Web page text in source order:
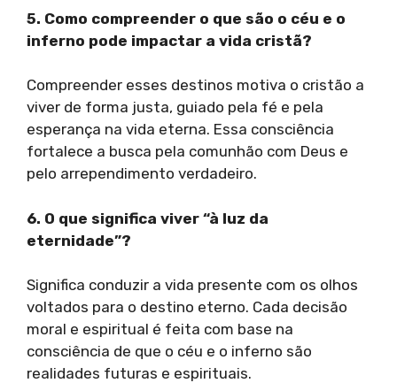
5. Como compreender o que são o céu e o
inferno pode impactar a vida cristã?
Compreender esses destinos motiva o cristão a
viver de forma justa, guiado pela fé e pela
esperança na vida eterna. Essa consciência
fortalece a busca pela comunhão com Deus e
pelo arrependimento verdadeiro.
6. O que significa viver “à luz da
eternidade”?
Significa conduzir a vida presente com os olhos
voltados para o destino eterno. Cada decisão
moral e espiritual é feita com base na
consciência de que o céu e o inferno são
realidades futuras e espirituais.